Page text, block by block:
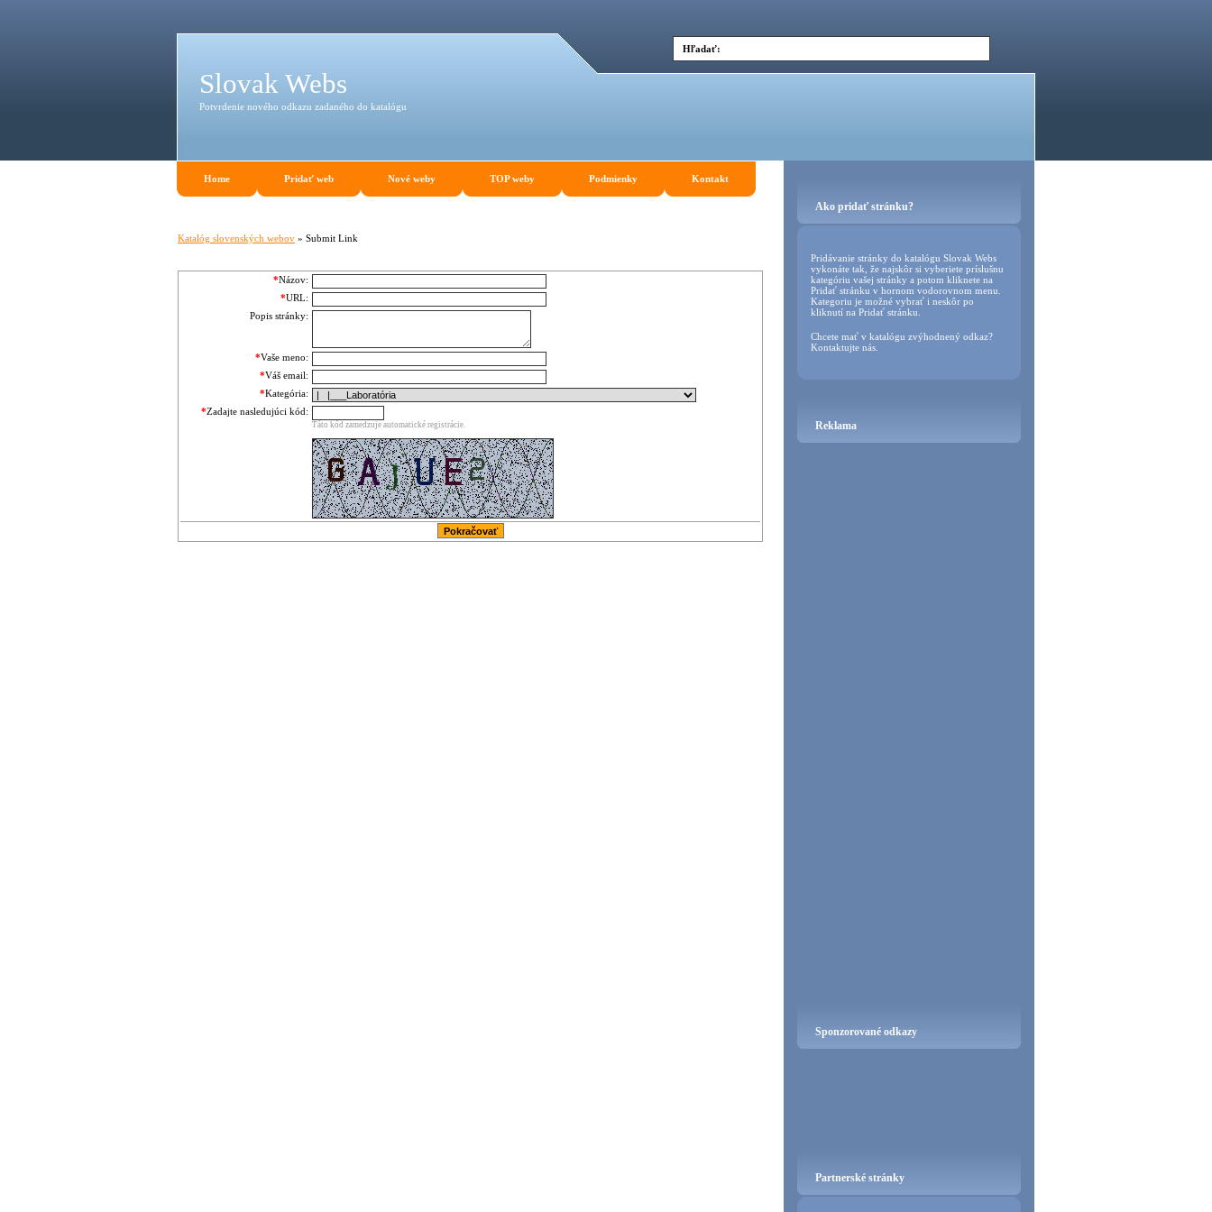
Slovak Webs
Potvrdenie nového odkazu zadaného do katalógu
Home Pridať web Nové weby TOP weby Podmienky Kontakt
Katalóg slovenských webov » Submit Link
*Názov:
*URL:
Popis stránky:
*Vaše meno:
*Váš email:
*Kategória:
*Zadajte nasledujúci kód:
Táto kód zamedzuje automatické registrácie.
Ako pridať stránku?
Pridávanie stránky do katalógu Slovak Webs
vykonáte tak, že najskôr si vyberiete príslušnu
kategóriu vašej stránky a potom kliknete na
Pridať stránku v hornom vodorovnom menu.
Kategoriu je možné vybrať i neskôr po
kliknutí na Pridať stránku.
Chcete mať v katalógu zvýhodnený odkaz?
Kontaktujte nás.
Reklama
Sponzorované odkazy
Partnerské stránky